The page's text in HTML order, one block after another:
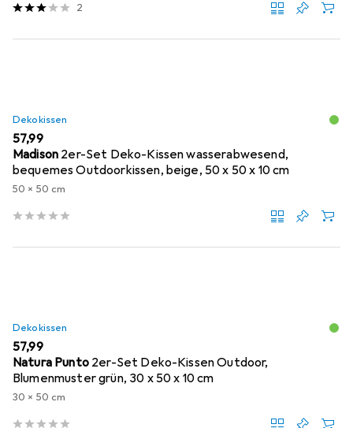
2
Dekokissen
EUR
57,99
Madison 2er-Set Deko-Kissen wasserabwesend,
bequemes Outdoorkissen, beige, 50 x 50 x 10 cm
50 x 50 cm
Dekokissen
EUR
57,99
Natura Punto 2er-Set Deko-Kissen Outdoor,
Blumenmuster grün, 30 x 50 x 10 cm
30 x 50 cm